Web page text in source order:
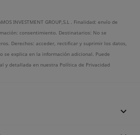
INVESTMENT GROUP,S.L . Finalidad: envío de
consentimiento. Destinatarios: No se
Derechos: acceder, rectificar y suprimir los datos,
se explica en la información adicional. Puede
y detallada en nuestra Política de Privacidad
